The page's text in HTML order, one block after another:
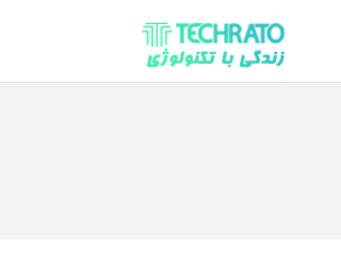
تکراتو – زندگی با تکنولوژی